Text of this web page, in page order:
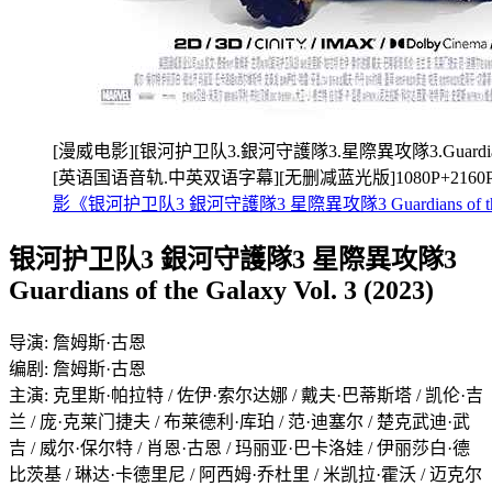
[漫威电影][银河护卫队3.銀河守護隊3.星際異攻隊
[英语国语音轨.中英双语字幕][无删减蓝光版
影《银河护卫队3 銀河守護隊3 星際異攻隊3 Guardians of
银河护卫队3 銀河守護隊3 星際異攻隊3
Guardians of the Galaxy Vol. 3 (2023)
导演: 詹姆斯·古恩
编剧: 詹姆斯·古恩
主演: 克里斯·帕拉特 / 佐伊·索尔达娜 / 戴夫·巴蒂斯塔 / 凯伦·吉
兰 / 庞·克莱门捷夫 / 布莱德利·库珀 / 范·迪塞尔 / 楚克武迪·武
吉 / 威尔·保尔特 / 肖恩·古恩 / 玛丽亚·巴卡洛娃 / 伊丽莎白·德
比茨基 / 琳达·卡德里尼 / 阿西姆·乔杜里 / 米凯拉·霍沃 / 迈克尔